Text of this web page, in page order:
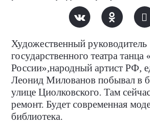
Художественный руководитель
государственного театра танца
России»,народный артист РФ,
Леонид Милованов побывал в
улице Циолковского. Там
ремонт. Будет современная
библиотека.